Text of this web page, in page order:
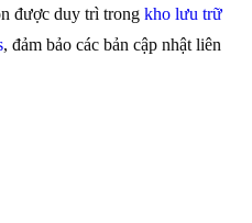
được duy trì trong kho lưu trữ
, đảm bảo các bản cập nhật liên